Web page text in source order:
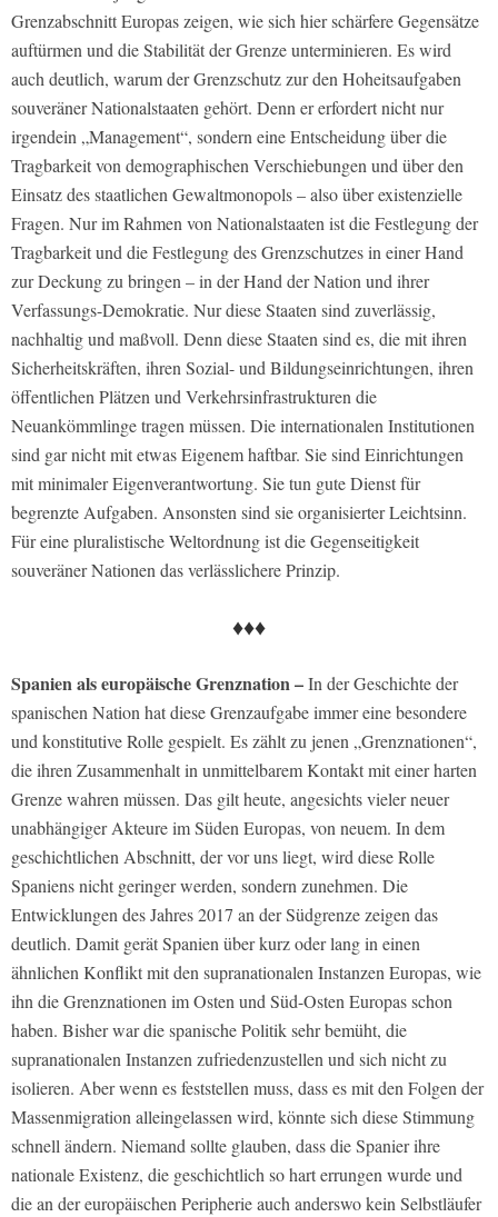
Grenzabschnitt Europas zeigen, wie sich hier schärfere Gegensätze
auftürmen und die Stabilität der Grenze unterminieren. Es wird
auch deutlich, warum der Grenzschutz zur den Hoheitsaufgaben
souveräner Nationalstaaten gehört. Denn er erfordert nicht nur
irgendein „Management“, sondern eine Entscheidung über die
Tragbarkeit von demographischen Verschiebungen und über den
Einsatz des staatlichen Gewaltmonopols – also über existenzielle
Fragen. Nur im Rahmen von Nationalstaaten ist die Festlegung der
Tragbarkeit und die Festlegung des Grenzschutzes in einer Hand
zur Deckung zu bringen – in der Hand der Nation und ihrer
Verfassungs-Demokratie. Nur diese Staaten sind zuverlässig,
nachhaltig und maßvoll. Denn diese Staaten sind es, die mit ihren
Sicherheitskräften, ihren Sozial- und Bildungseinrichtungen, ihren
öffentlichen Plätzen und Verkehrsinfrastrukturen die
Neuankömmlinge tragen müssen. Die internationalen Institutionen
sind gar nicht mit etwas Eigenem haftbar. Sie sind Einrichtungen
mit minimaler Eigenverantwortung. Sie tun gute Dienst für
begrenzte Aufgaben. Ansonsten sind sie organisierter Leichtsinn.
Für eine pluralistische Weltordnung ist die Gegenseitigkeit
souveräner Nationen das verlässlichere Prinzip.
♦♦♦
Spanien als europäische Grenznation –In der Geschichte der
spanischen Nation hat diese Grenzaufgabe immer eine besondere
und konstitutive Rolle gespielt. Es zählt zu jenen „Grenznationen“,
die ihren Zusammenhalt in unmittelbarem Kontakt mit einer harten
Grenze wahren müssen. Das gilt heute, angesichts vieler neuer
unabhängiger Akteure im Süden Europas, von neuem. In dem
geschichtlichen Abschnitt, der vor uns liegt, wird diese Rolle
Spaniens nicht geringer werden, sondern zunehmen. Die
Entwicklungen des Jahres 2017 an der Südgrenze zeigen das
deutlich. Damit gerät Spanien über kurz oder lang in einen
ähnlichen Konflikt mit den supranationalen Instanzen Europas, wie
ihn die Grenznationen im Osten und Süd-Osten Europas schon
haben. Bisher war die spanische Politik sehr bemüht, die
supranationalen Instanzen zufriedenzustellen und sich nicht zu
isolieren. Aber wenn es feststellen muss, dass es mit den Folgen der
Massenmigration alleingelassen wird, könnte sich diese Stimmung
schnell ändern. Niemand sollte glauben, dass die Spanier ihre
nationale Existenz, die geschichtlich so hart errungen wurde und
die an der europäischen Peripherie auch anderswo kein Selbstläufer